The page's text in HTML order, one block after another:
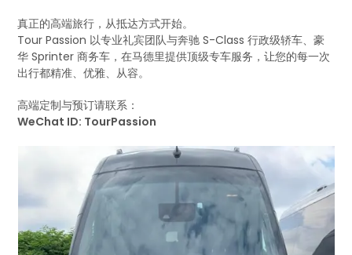
真正的高端旅行，从抵达方式开始。
Tour Passion 以专业礼宾团队与奔驰 S-Class 行政级轿车、豪
华 Sprinter 商务车，在马德里提供顶级专车服务，让您的每一次
出行都精准、优雅、从容。
高端定制与预订请联系：
WeChat ID: TourPassion